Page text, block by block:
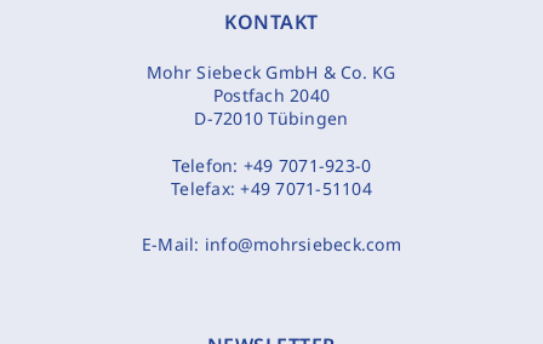
KONTAKT
Mohr Siebeck GmbH & Co. KG
Postfach 2040
D-72010 Tübingen
Telefon: +49 7071-923-0
Telefax:+49 7071-51104
E-Mail: info@mohrsiebeck.com